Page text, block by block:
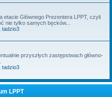
etacie Głównego Prezentera LPPT, czyli
nie tylko samych bęcków...
tadzio3
przyszłych zastępstwach główno-
tadzio3
LPPT